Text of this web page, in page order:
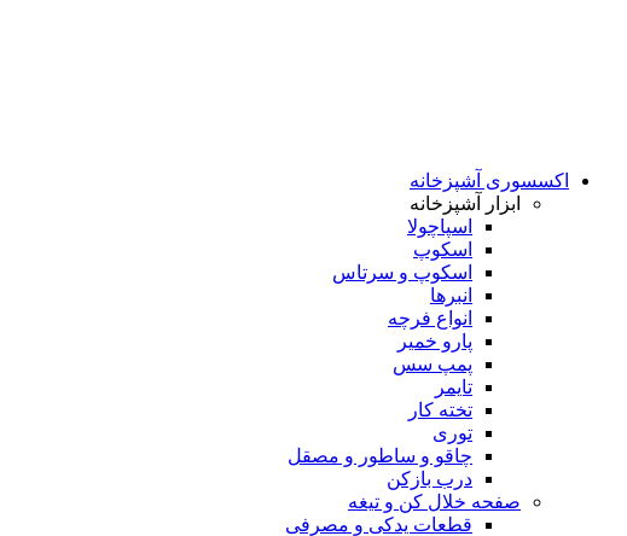
اکسسوری آشپزخانه
ابزار آشپزخانه
اسپاچولا
اسکوپ
اسکوپ و سرتاس
انبرها
انواع فرچه
پارو خمیر
پمپ سس
تایمر
تخته کار
توری
چاقو و ساطور و مصقل
درب بازکن
صفحه خلال کن و تیغه
قطعات یدکی و مصرفی